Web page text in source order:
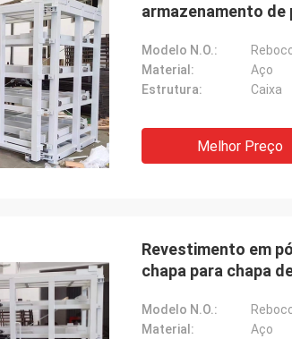
armazenamento de
Modelo N.O.:
Material:
Aço
Estrutura:
Caixa
Melhor Preço
Revestimento em
chapa para chapa
Modelo N.O.:
Material:
Aço